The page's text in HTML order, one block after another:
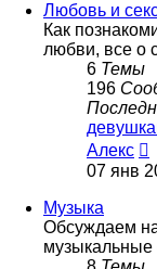
Любовь и
Как
любви, все о
6 Темы
196
Алекс
к
07 янв
Музыка
Обсуждаем
музыкальные